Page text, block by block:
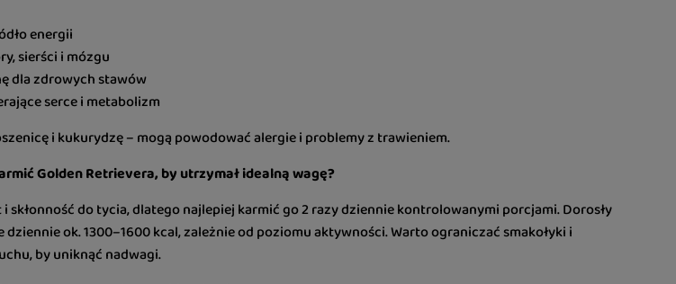
energii
sierści i mózgu
dla zdrowych stawów
serce i metabolizm
i kukurydzę – mogą powodować alergie i problemy z trawieniem.
Golden Retrievera, by utrzymał idealną wagę?
skłonność do tycia, dlatego najlepiej karmić go 2 razy dziennie kontrolowanymi porcjami. Dorosły
ok. 1300–1600 kcal, zależnie od poziomu aktywności. Warto ograniczać smakołyki i
by uniknąć nadwagi.